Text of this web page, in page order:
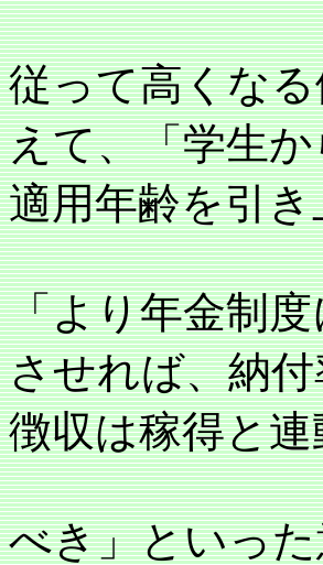
従って高くな
えて、「学生
適用年齢を引
「より年金制
させれば、納
徴収は稼得と
べき」といっ